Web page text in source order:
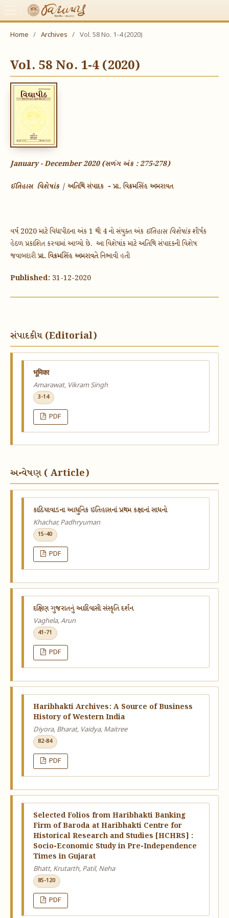
Home / Archives / Vol. 58 No. 1-4 (2020)
Vol. 58 No. 1-4 (2020)
January - December 2020 (સળંગ અંક : 275-278)
ઈતિહાસ વિશેષાંક | અતિથિ સંપાદક - પ્રા. વિક્રમસિંહ અમરાવત
વર્ષ 2020 માટે વિદ્યાપીઠના અંક 1 થી 4 નો સંયુક્ત અંક ઈતિહાસ વિશેષાંકશીર્ષક
હેઠળ પ્રકાશિત કરવામાં આવ્યો છે. આ વિશેષાંક માટે અતિથિ સંપાદકની વિશેષ
જવાબદારીપ્રા. વિક્રમસિંહ અમરાવતેનિભાવી હતી
Published: 31-12-2020
સંપાદકીય (Editorial)
​भूमिका
Amarawat, Vikram Singh
3-14
PDF
અન્વેષણ ( Article)
કાઠિયાવાડના આધુનિક ઇતિહાસનાં પ્રથમ કક્ષાનાં સાધનો
Khachar, Padhryuman
15-40
PDF
દક્ષિણ ગુજરાતનું આદિવાસી સંસ્કૃતિ દર્શન
Vaghela, Arun
41-71
PDF
Haribhakti Archives: A Source of Business
History of Western India
Diyora, Bharat, Vaidya, Maitree
82-84
PDF
Selected Folios from Haribhakti Banking
Firm of Baroda at Haribhakti Centre for
Historical Research and Studies [HCHRS] :
Socio-Economic Study in Pre-Independence
Times in Gujarat
Bhatt, Krutarth, Patil, Neha
85-120
PDF